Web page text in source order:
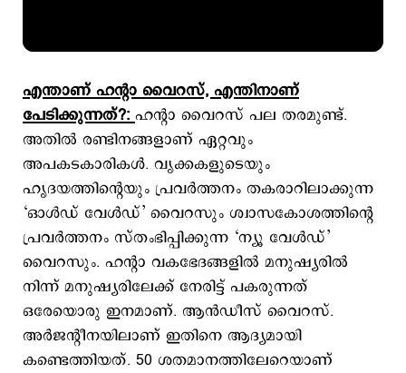
എന്താണ് ഹന്‍റാ വൈറസ്, എന്തിനാണ്
പേടിക്കുന്നത്?: ഹന്‍റാ വൈറസ് പല തരമുണ്ട്.
അതില്‍ രണ്ടിനങ്ങളാണ് ഏറ്റവും
അപകടകാരികള്‍. വൃക്കകളുടെയും
ഹൃദയത്തിന്‍റെയും പ്രവര്‍ത്തനം തകരാറിലാക്കുന്ന
‘ഓള്‍ഡ് വേള്‍ഡ്’ വൈറസും ശ്വാസകോശത്തിന്‍റെ
പ്രവര്‍ത്തനം സ്തംഭിപ്പിക്കുന്ന ‘ന്യൂ വേള്‍ഡ്’
വൈറസും. ഹന്‍റാ വകഭേദങ്ങളില്‍ മനുഷ്യരില്‍
നിന്ന് മനുഷ്യരിലേക്ക് നേരിട്ട് പകരുന്നത്
ഒരേയൊരു ഇനമാണ്. ആന്‍ഡീസ് വൈറസ്.
അര്‍ജന്‍റീനയിലാണ് ഇതിനെ ആദ്യമായി
കണ്ടെത്തിയത്. 50 ശതമാനത്തിലേറെയാണ്